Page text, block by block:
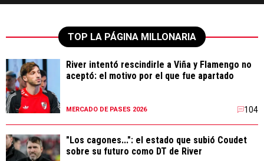
TOP LA PÁGINA MILLONARIA
River intentó rescindirle a Viña y Flamengo no
aceptó: el motivo por el que fue apartado
MERCADO DE PASES 2026 104
"Los cagones...": el estado que subió Coudet
sobre su futuro como DT de River